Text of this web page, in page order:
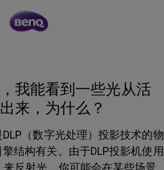
我能看到一些光从活
来，为什么？
（数字光处理）投影技术的物
结构有关。由于DLP投影机使用
来反射光，你可能会在某些场景